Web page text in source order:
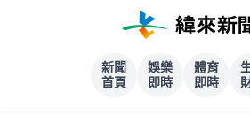
新聞
首頁
娛樂
即時
體育
即時